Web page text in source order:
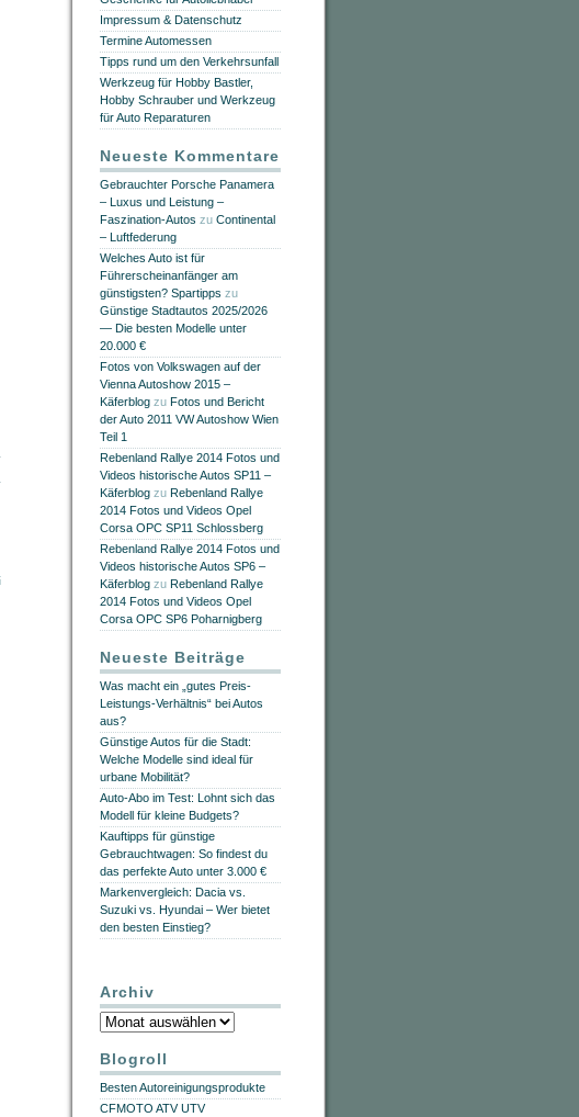
Impressum & Datenschutz
Termine Automessen
Tipps rund um den Verkehrsunfall
Werkzeug für Hobby Bastler,
Hobby Schrauber und Werkzeug
für Auto Reparaturen
Neueste Kommentare
Gebrauchter Porsche Panamera
– Luxus und Leistung –
Faszination-Autos zu Continental
– Luftfederung
Welches Auto ist für
Führerscheinanfänger am
günstigsten? Spartipps zu
Günstige Stadtautos 2025/2026
— Die besten Modelle unter
20.000 €
Fotos von Volkswagen auf der
Vienna Autoshow 2015 –
Käferblog zu Fotos und Bericht
der Auto 2011 VW Autoshow Wien
Teil 1
Rebenland Rallye 2014 Fotos und
Videos historische Autos SP11 –
Käferblog zu Rebenland Rallye
2014 Fotos und Videos Opel
Corsa OPC SP11 Schlossberg
Rebenland Rallye 2014 Fotos und
Videos historische Autos SP6 –
Käferblog zu Rebenland Rallye
2014 Fotos und Videos Opel
Corsa OPC SP6 Poharnigberg
Neueste Beiträge
Was macht ein „gutes Preis-
Leistungs-Verhältnis“ bei Autos
aus?
Günstige Autos für die Stadt:
Welche Modelle sind ideal für
urbane Mobilität?
Auto-Abo im Test: Lohnt sich das
Modell für kleine Budgets?
Kauftipps für günstige
Gebrauchtwagen: So findest du
das perfekte Auto unter 3.000 €
Markenvergleich: Dacia vs.
Suzuki vs. Hyundai – Wer bietet
den besten Einstieg?
Archiv
Archiv
Blogroll
Besten Autoreinigungsprodukte
CFMOTO ATV UTV